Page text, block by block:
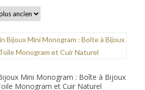
Mini Monogram : Boîte à Bijoux
Monogram et Cuir Naturel